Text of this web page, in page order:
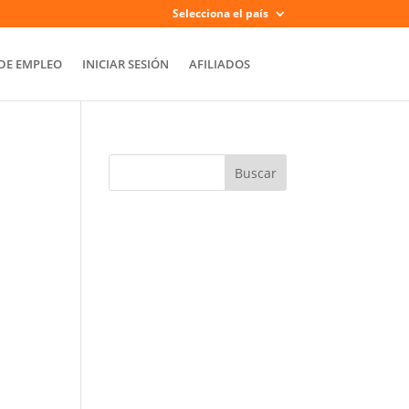
Selecciona el país
EMPLEO INICIAR SESIÓN AFILIADOS